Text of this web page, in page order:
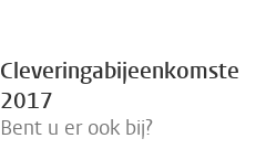
Cleveringabijeenkomsten
2017
Bent u er ook bij?